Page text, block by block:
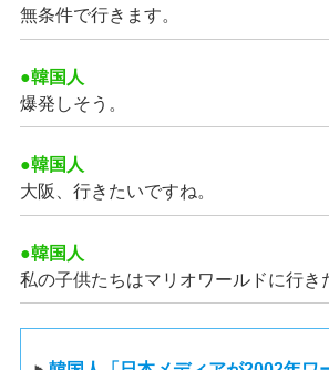
無条件で行きます。
●韓国人
爆発しそう。
●韓国人
大阪、行きたいですね。
●韓国人
私の子供たちはマリオワールドに行き